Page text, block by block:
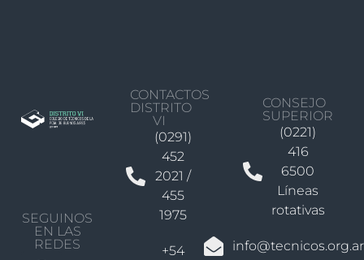
SEGUINOS
EN LAS
REDES
CONTACTOS
DISTRITO
VI
(0291)
452
2021 /
455
1975
+54
CONSEJO
SUPERIOR
(0221)
416
6500
Líneas
rotativas
info@tecnicos.org.ar